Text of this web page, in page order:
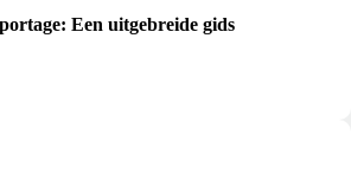
Een uitgebreide gids